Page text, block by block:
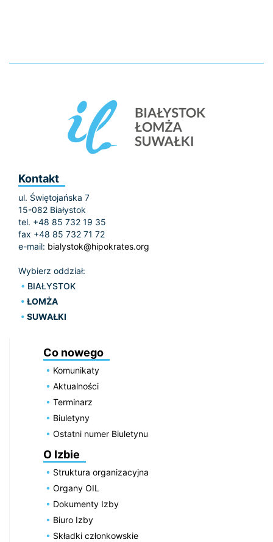
Kontakt
ul. Świętojańska 7
15-082 Białystok
tel. +48 85 732 19 35
fax +48 85 732 71 72
e-mail: bialystok@hipokrates.org
Wybierz oddział:
BIAŁYSTOK
ŁOMŻA
SUWAŁKI
Co nowego
Komunikaty
Aktualności
Terminarz
Biuletyny
Ostatni numer Biuletynu
O Izbie
Struktura organizacyjna
Organy OIL
Dokumenty Izby
Biuro Izby
Składki członkowskie